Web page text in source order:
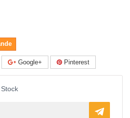
Google+ Pinterest